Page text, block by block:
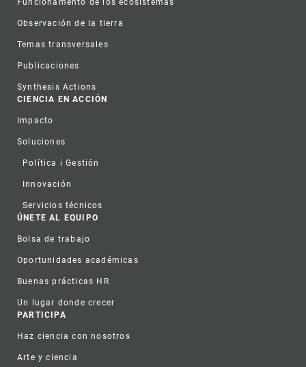
Observación de la tierra
Temas transversales
Publicaciones
Synthesis Actions
CIENCIA EN ACCIÓN
Impacto
Soluciones
Política i Gestión
Innovación
Servicios técnicos
ÚNETE AL EQUIPO
Bolsa de trabajo
Oportunidades académicas
Buenas prácticas HR
Un lugar donde crecer
PARTICIPA
Haz ciencia con nosotros
Arte y ciencia